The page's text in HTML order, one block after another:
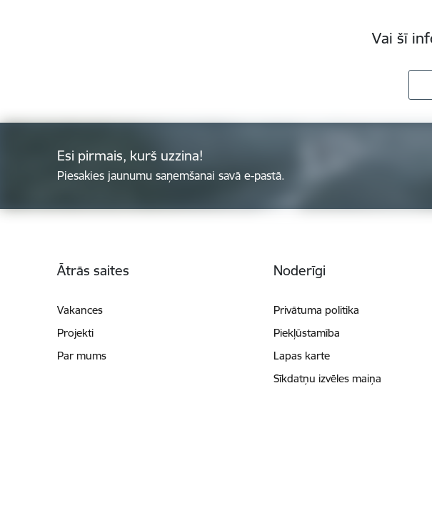
Vai šī
Esi pirmais, kurš uzzina!
Piesakies jaunumu saņemšanai savā e-pastā.
Ātrās saites
Vakances
Projekti
Par mums
Noderīgi
Privātuma politika
Piekļūstamība
Lapas karte
Sīkdatņu izvēles maiņa